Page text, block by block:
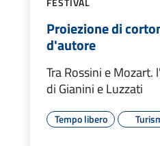
Proiezione di
d'autore
Tra Rossini e
di Gianini e Luzzati
Tempo libero